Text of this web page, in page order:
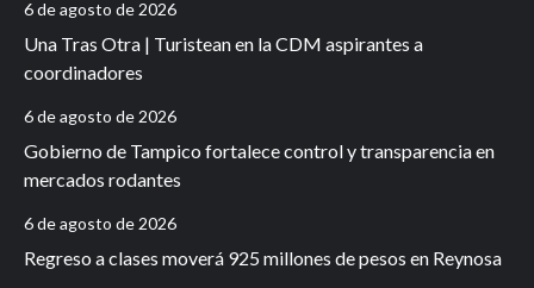
6 de agosto de 2026
Una Tras Otra | Turistean en la CDM aspirantes a
coordinadores
6 de agosto de 2026
Gobierno de Tampico fortalece control y transparencia en
mercados rodantes
6 de agosto de 2026
Regreso a clases moverá 925 millones de pesos en Reynosa